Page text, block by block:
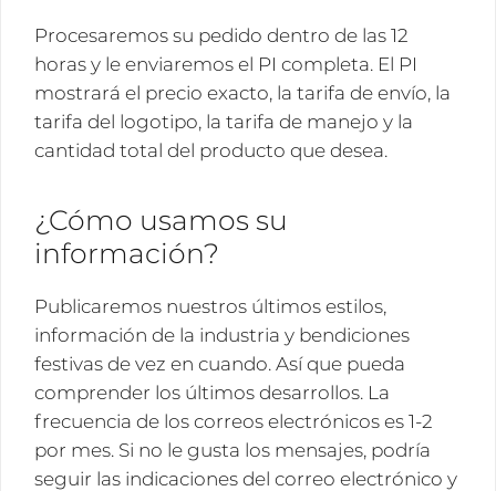
Procesaremos su pedido dentro de las 12
horas y le enviaremos el PI completa. El PI
mostrará el precio exacto, la tarifa de envío, la
tarifa del logotipo, la tarifa de manejo y la
cantidad total del producto que desea.
¿Cómo usamos su
información?
Publicaremos nuestros últimos estilos,
información de la industria y bendiciones
festivas de vez en cuando. Así que pueda
comprender los últimos desarrollos. La
frecuencia de los correos electrónicos es 1-2
por mes. Si no le gusta los mensajes, podría
seguir las indicaciones del correo electrónico y